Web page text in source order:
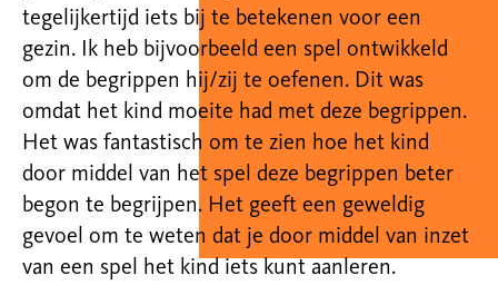
tegelijkertijd iets bij te betekenen voor een
gezin. Ik heb bijvoorbeeld een spel ontwikkeld
om de begrippen hij/zij te oefenen. Dit was
omdat het kind moeite had met deze begrippen.
Het was fantastisch om te zien hoe het kind
door middel van het spel deze begrippen beter
begon te begrijpen. Het geeft een geweldig
gevoel om te weten dat je door middel van inzet
van een spel het kind iets kunt aanleren.